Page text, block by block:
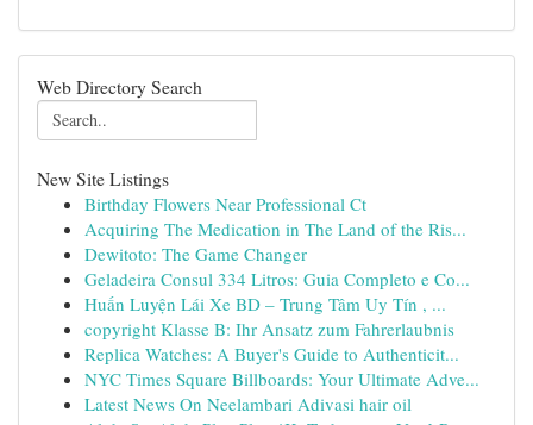
Web Directory Search
New Site Listings
Birthday Flowers Near Professional Ct
Acquiring The Medication in The Land of the Ris...
Dewitoto: The Game Changer
Geladeira Consul 334 Litros: Guia Completo e Co...
Huấn Luyện Lái Xe BD – Trung Tâm Uy Tín , ...
copyright Klasse B: Ihr Ansatz zum Fahrerlaubnis
Replica Watches: A Buyer's Guide to Authenticit...
NYC Times Square Billboards: Your Ultimate Adve...
Latest News On Neelambari Adivasi hair oil